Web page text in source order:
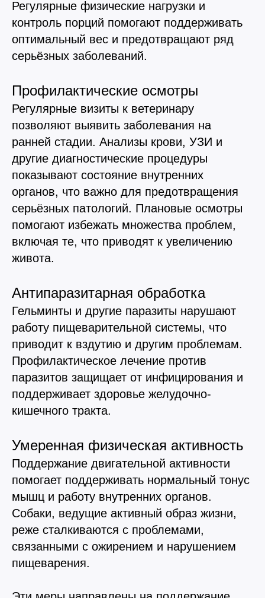
Регулярные физические нагрузки и
контроль порций помогают поддерживать
оптимальный вес и предотвращают ряд
серьёзных заболеваний.
Профилактические осмотры
Регулярные визиты к ветеринару
позволяют выявить заболевания на
ранней стадии. Анализы крови, УЗИ и
другие диагностические процедуры
показывают состояние внутренних
органов, что важно для предотвращения
серьёзных патологий. Плановые осмотры
помогают избежать множества проблем,
включая те, что приводят к увеличению
живота.
Антипаразитарная обработка
Гельминты и другие паразиты нарушают
работу пищеварительной системы, что
приводит к вздутию и другим проблемам.
Профилактическое лечение против
паразитов защищает от инфицирования и
поддерживает здоровье желудочно-
кишечного тракта.
Умеренная физическая активность
Поддержание двигательной активности
помогает поддерживать нормальный тонус
мышц и работу внутренних органов.
Собаки, ведущие активный образ жизни,
реже сталкиваются с проблемами,
связанными с ожирением и нарушением
пищеварения.
© 2015—2026 ООО «Сытая Морда»
Данный сайт носит информационный характер и
Политика конфиденциальности
+7 (3452) 57-54-36Заказать звонок
Хотите у нас работать?
Заполнить анкету
Правила оказания ветеринарной помощи
Реквизиты